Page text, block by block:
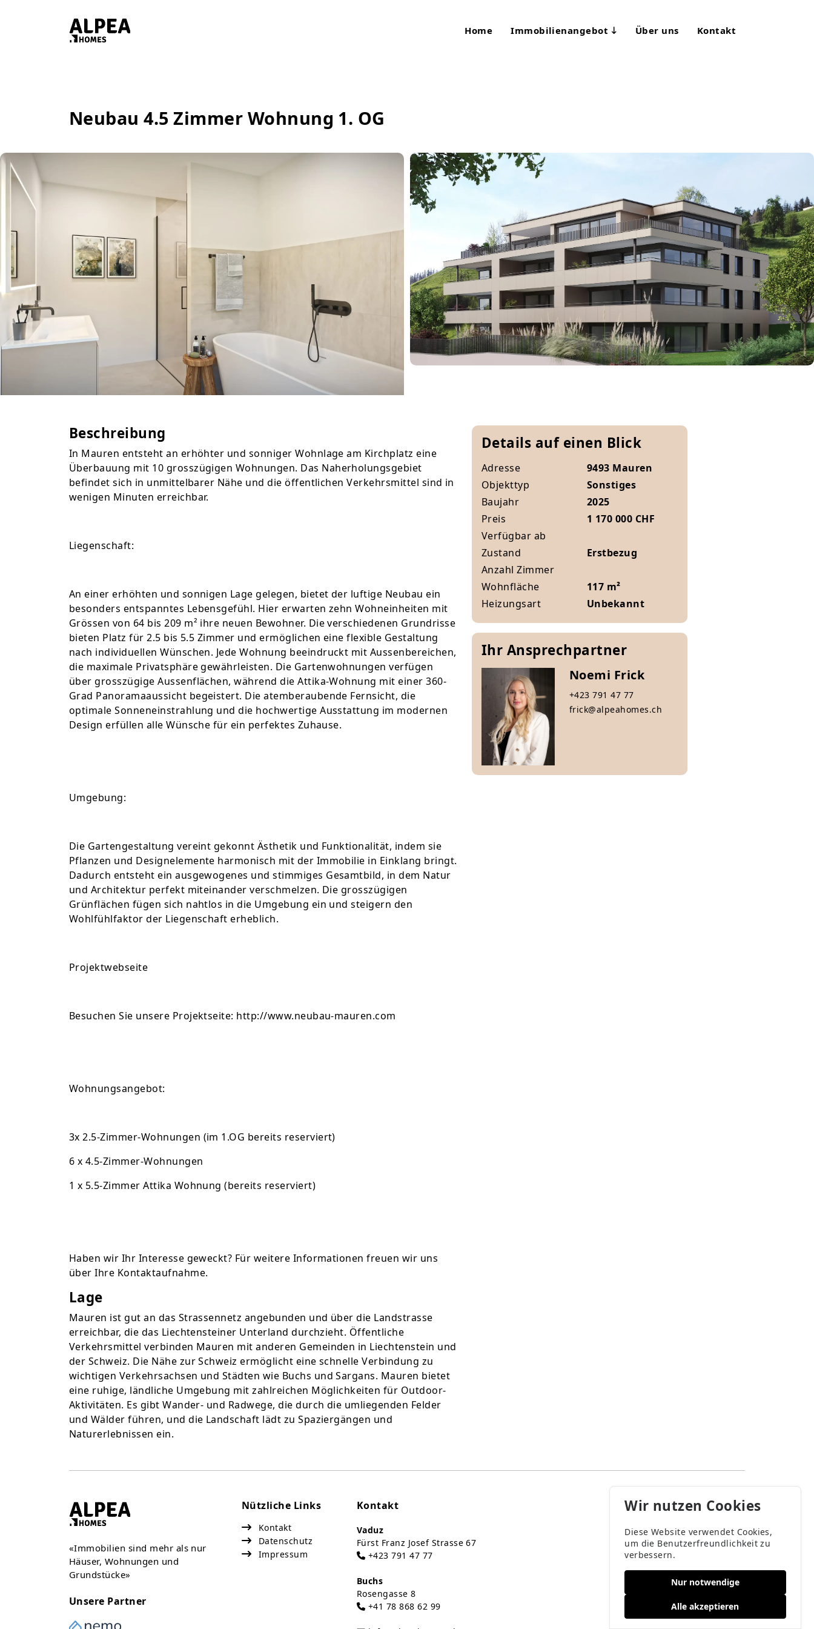
Home Immobilienangebot Über uns Kontakt
Neubau 4.5 Zimmer Wohnung 1. OG
Beschreibung
In Mauren entsteht an erhöhter und sonniger Wohnlage am Kirchplatz eine
Überbauung mit 10 grosszügigen Wohnungen. Das Naherholungsgebiet
befindet sich in unmittelbarer Nähe und die öffentlichen Verkehrsmittel sind in
wenigen Minuten erreichbar.
Liegenschaft:
An einer erhöhten und sonnigen Lage gelegen, bietet der luftige Neubau ein
besonders entspanntes Lebensgefühl. Hier erwarten zehn Wohneinheiten mit
Grössen von 64 bis 209 m² ihre neuen Bewohner. Die verschiedenen Grundrisse
bieten Platz für 2.5 bis 5.5 Zimmer und ermöglichen eine flexible Gestaltung
nach individuellen Wünschen. Jede Wohnung beeindruckt mit Aussenbereichen,
die maximale Privatsphäre gewährleisten. Die Gartenwohnungen verfügen
über grosszügige Aussenflächen, während die Attika-Wohnung mit einer 360-
Grad Panoramaaussicht begeistert. Die atemberaubende Fernsicht, die
optimale Sonneneinstrahlung und die hochwertige Ausstattung im modernen
Design erfüllen alle Wünsche für ein perfektes Zuhause.
Umgebung:
Die Gartengestaltung vereint gekonnt Ästhetik und Funktionalität, indem sie
Pflanzen und Designelemente harmonisch mit der Immobilie in Einklang bringt.
Dadurch entsteht ein ausgewogenes und stimmiges Gesamtbild, in dem Natur
und Architektur perfekt miteinander verschmelzen. Die grosszügigen
Grünflächen fügen sich nahtlos in die Umgebung ein und steigern den
Wohlfühlfaktor der Liegenschaft erheblich.
Projektwebseite
Besuchen Sie unsere Projektseite: http://www.neubau-mauren.com
Wohnungsangebot:
3x 2.5-Zimmer-Wohnungen (im 1.OG bereits reserviert)
6 x 4.5-Zimmer-Wohnungen
1 x 5.5-Zimmer Attika Wohnung (bereits reserviert)
Haben wir Ihr Interesse geweckt? Für weitere Informationen freuen wir uns
über Ihre Kontaktaufnahme.
Lage
Mauren ist gut an das Strassennetz angebunden und über die Landstrasse
erreichbar, die das Liechtensteiner Unterland durchzieht. Öffentliche
Verkehrsmittel verbinden Mauren mit anderen Gemeinden in Liechtenstein und
der Schweiz. Die Nähe zur Schweiz ermöglicht eine schnelle Verbindung zu
wichtigen Verkehrsachsen und Städten wie Buchs und Sargans. Mauren bietet
eine ruhige, ländliche Umgebung mit zahlreichen Möglichkeiten für Outdoor-
Aktivitäten. Es gibt Wander- und Radwege, die durch die umliegenden Felder
und Wälder führen, und die Landschaft lädt zu Spaziergängen und
Naturerlebnissen ein.
Details auf einen Blick
Adresse
9493 Mauren
Objekttyp
Sonstiges
Baujahr
2025
Preis
1 170 000 CHF
Verfügbar ab
Zustand
Erstbezug
Anzahl Zimmer
Wohnfläche
117 m²
Heizungsart
Unbekannt
Ihr Ansprechpartner
Noemi Frick
+423 791 47 77
frick@alpeahomes.ch
«Immobilien sind mehr als nur
Häuser, Wohnungen und
Grundstücke»
Unsere Partner
Nützliche Links
Kontakt
Datenschutz
Impressum
Kontakt
Vaduz
Fürst Franz Josef Strasse 67
+423 791 47 77
Buchs
Rosengasse 8
+41 78 868 62 99
Wir nutzen Cookies
Diese Website verwendet Cookies,
um die Benutzerfreundlichkeit zu
verbessern.
Nur notwendige
Alle akzeptieren